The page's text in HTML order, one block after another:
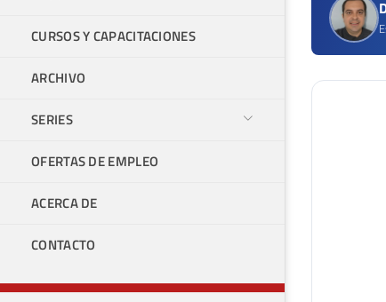
CURSOS Y CAPACITACIONES
ARCHIVO
SERIES
OFERTAS DE EMPLEO
ACERCA DE
CONTACTO